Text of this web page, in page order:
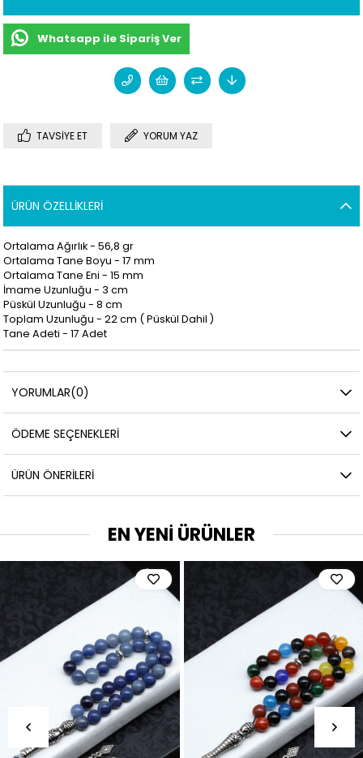
Whatsapp ile Sipariş Ver
TAVSIYE ET YORUM YAZ
ÜRÜN ÖZELLIKLERI
Ortalama Ağırlık - 56,8 gr
Ortalama Tane Boyu - 17 mm
Ortalama Tane Eni - 15 mm
İmame Uzunluğu - 3 cm
Püskül Uzunluğu - 8 cm
Toplam Uzunluğu - 22 cm ( Püskül Dahil )
Tane Adeti - 17 Adet
YORUMLAR(0)
ÖDEME SEÇENEKLERI
ÜRÜN ÖNERILERI
EN YENİ ÜRÜNLER